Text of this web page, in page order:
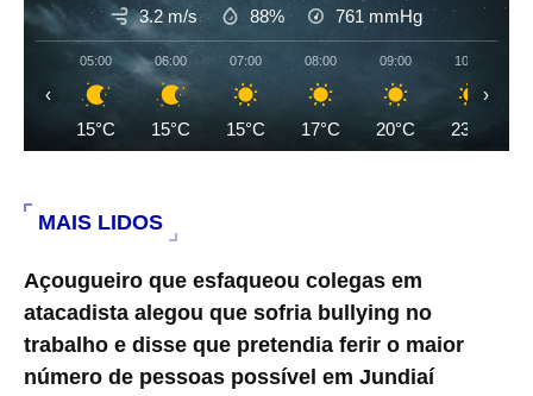
3.2 m/s 88% 761 mmHg
05:00
15°C
06:00
15°C
07:00
15°C
08:00
17°C
09:00
20°C
10:00
23°C
‹ ›
MAIS LIDOS
Açougueiro que esfaqueou colegas em
atacadista alegou que sofria bullying no
trabalho e disse que pretendia ferir o maior
número de pessoas possível em Jundiaí